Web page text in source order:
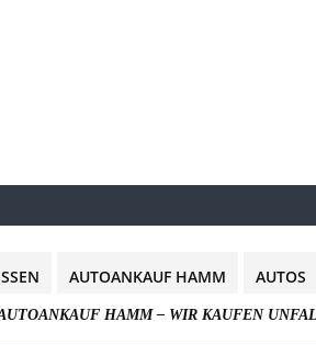
AUTOANKAUF HAMM AUTOS
HAMM – WIR KAUFEN